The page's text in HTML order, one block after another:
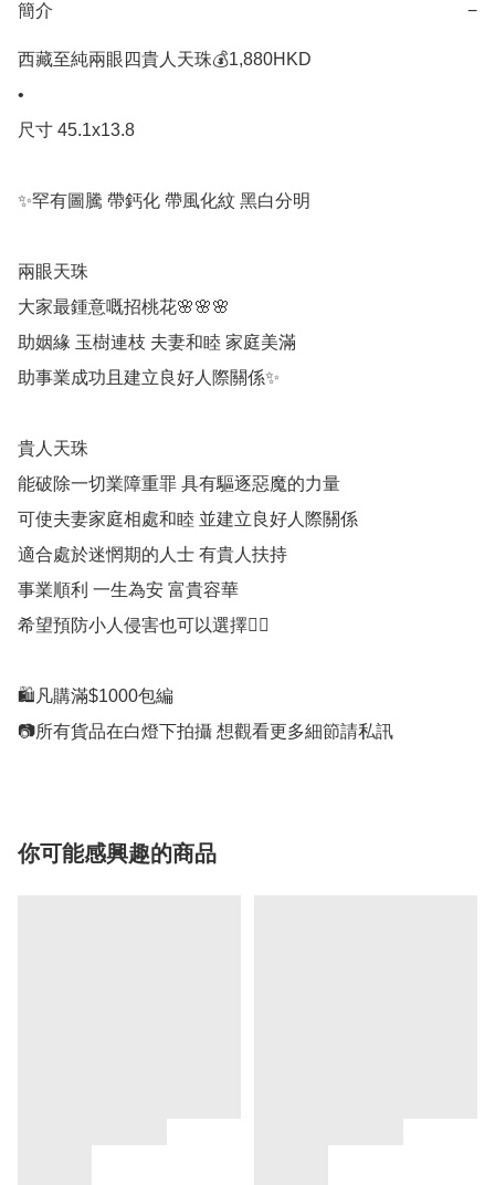
簡介 −
西藏至純兩眼四貴人天珠💰1,880HKD
•
尺寸 45.1x13.8
✨罕有圖騰 帶鈣化 帶風化紋 黑白分明
兩眼天珠
大家最鍾意嘅招桃花🌸🌸🌸
助姻緣 玉樹連枝 夫妻和睦 家庭美滿
助事業成功且建立良好人際關係✨
貴人天珠
能破除一切業障重罪 具有驅逐惡魔的力量
可使夫妻家庭相處和睦 並建立良好人際關係
適合處於迷惘期的人士 有貴人扶持
事業順利 一生為安 富貴容華
希望預防小人侵害也可以選擇👍🏻
🛍凡購滿$1000包編
📷所有貨品在白燈下拍攝 想觀看更多細節請私訊
你可能感興趣的商品